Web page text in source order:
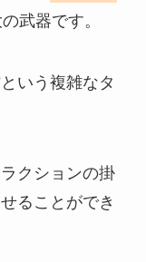
武器です。
いう複雑なタ
クションの掛
ることができ